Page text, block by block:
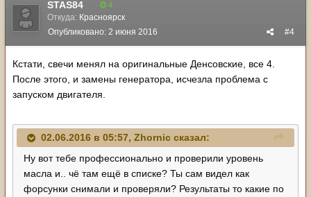
STAS84 4
Откуда: Красноярск
#4
Опубликовано: 2 июня 2016
Кстати, свечи менял на оригинальные Денсовские, все 4.
После этого, и замены генератора, исчезла проблема с
запуском двигателя.
02.06.2016 в 05:57, Zhornic сказал:
Ну вот тебе профессионально и проверили уровень
масла и.. чё там ещё в списке? Ты сам видел как
форсунки снимали и проверяли? Результаты то какие по